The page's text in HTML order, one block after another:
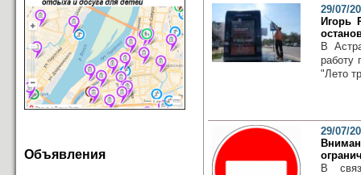
Объявления
29/07/
Игорь
В
работу
"Лето
29/07/
В